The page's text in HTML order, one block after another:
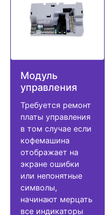
Модуль
управления
Требуется ремонт
платы управления
в том случае если
кофемашина
отображает на
экране ошибки
или непонятные
символы,
начинают мерцать
все индикаторы